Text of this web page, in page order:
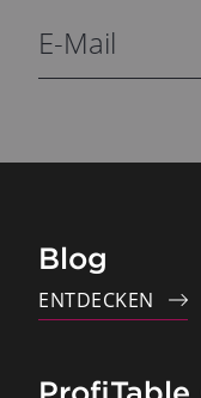
Blog
ENTDECKEN